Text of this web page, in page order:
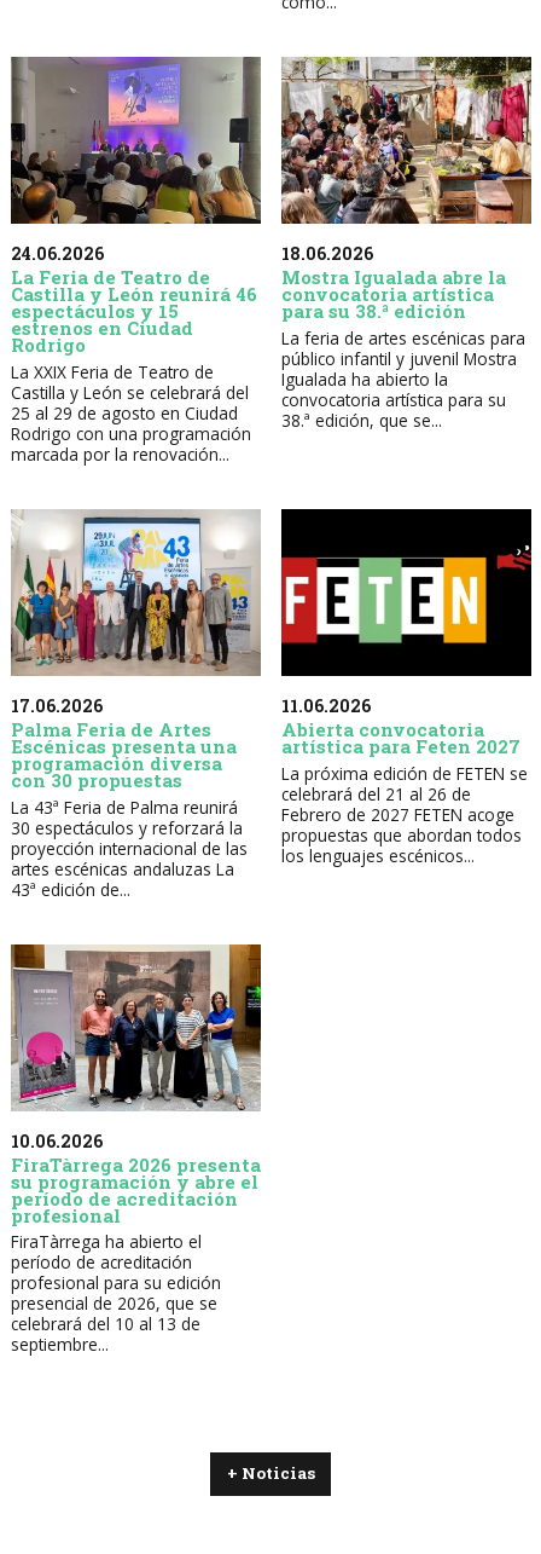
24.06.2026
La Feria de Teatro de
Castilla y León reunirá 46
espectáculos y 15
estrenos en Ciudad
Rodrigo
La XXIX Feria de Teatro de
Castilla y León se celebrará del
25 al 29 de agosto en Ciudad
Rodrigo con una programación
marcada por la renovación...
18.06.2026
Mostra Igualada abre la
convocatoria artística
para su 38.ª edición
La feria de artes escénicas para
público infantil y juvenil Mostra
Igualada ha abierto la
convocatoria artística para su
38.ª edición, que se...
17.06.2026
Palma Feria de Artes
Escénicas presenta una
programación diversa
con 30 propuestas
La 43ª Feria de Palma reunirá
30 espectáculos y reforzará la
proyección internacional de las
artes escénicas andaluzas La
43ª edición de...
11.06.2026
Abierta convocatoria
artística para Feten 2027
La próxima edición de FETEN se
celebrará del 21 al 26 de
Febrero de 2027 FETEN acoge
propuestas que abordan todos
los lenguajes escénicos...
10.06.2026
FiraTàrrega 2026 presenta
su programación y abre el
período de acreditación
profesional
FiraTàrrega ha abierto el
período de acreditación
profesional para su edición
presencial de 2026, que se
celebrará del 10 al 13 de
septiembre...
+ Noticias